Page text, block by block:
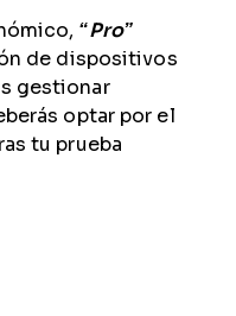
“Pro”
de dispositivos
gestionar
optar por el
tu prueba